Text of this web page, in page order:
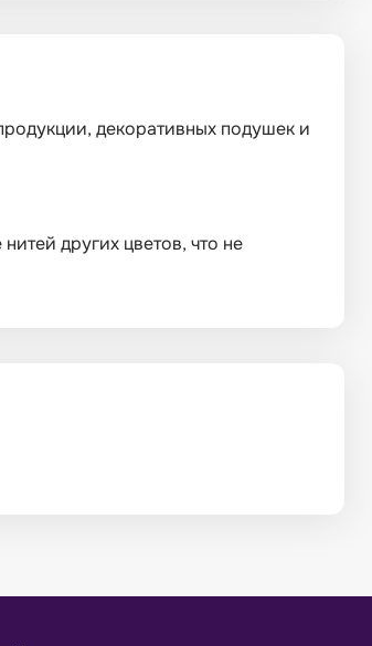
декоративных подушек и
других цветов, что не